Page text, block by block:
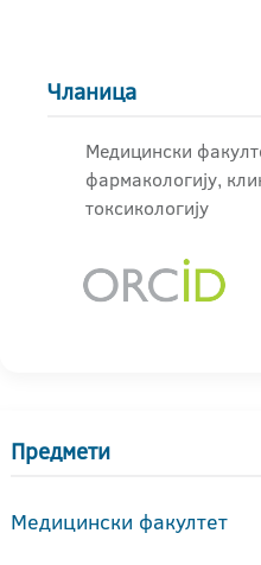
Чланица
Медицински
фармакологију,
токсикологију
Предмети
Медицински факултет